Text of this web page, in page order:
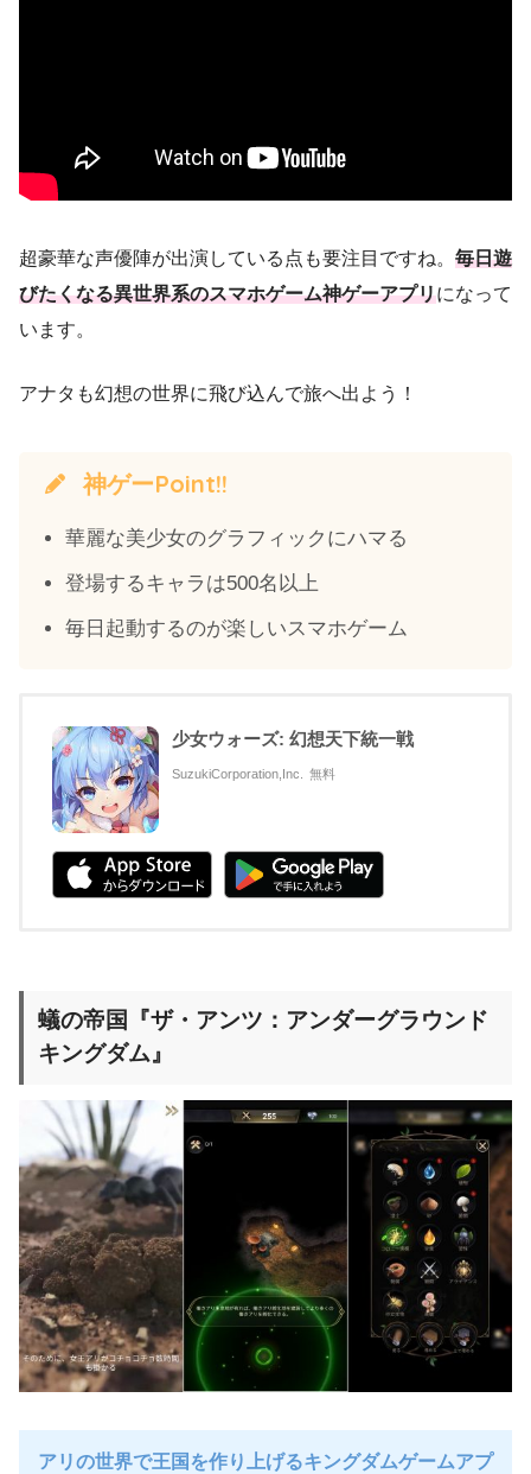
超豪華な声優陣が出演している点も要注目ですね。 毎日遊
びたくなる異世界系のスマホゲーム神ゲーアプリになって
います。
アナタも幻想の世界に飛び込んで旅へ出よう！
神ゲーPoint!!
華麗な美少女のグラフィックにハマる
登場するキャラは500名以上
毎日起動するのが楽しいスマホゲーム
少女ウォーズ: 幻想天下統一戦
SuzukiCorporation,Inc. 無料
蟻の帝国『ザ・アンツ：アンダーグラウンド
キングダム』
アリの世界で王国を作り上げるキングダムゲームアプ